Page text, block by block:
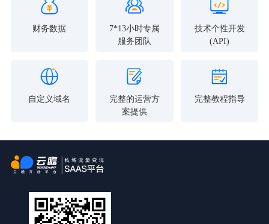
财务数据
7*13小时专属
服务团队
技术个性开发
(API)
自定义域名
完整的运营方
案提供
完整教程指导